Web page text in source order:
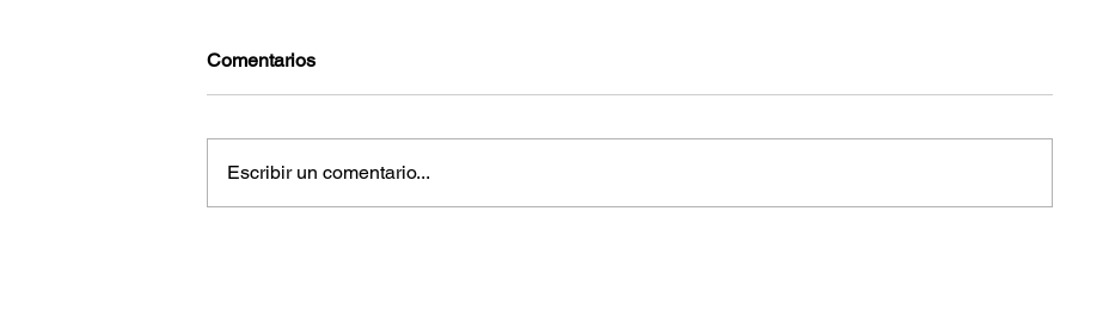
Comentarios
Escribir un comentario...